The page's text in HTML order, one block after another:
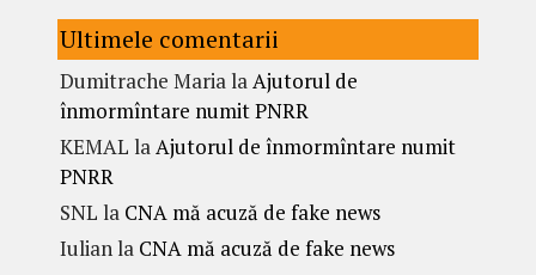
Ultimele comentarii
Dumitrache MarialaAjutorul de
înmormîntare numit PNRR
KEMAL laAjutorul de înmormîntare numit
PNRR
SNL la CNA mă acuză de fake news
Iulianla CNA mă acuză de fake news